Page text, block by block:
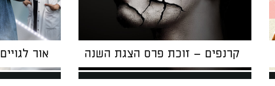
קרנפים – זוכת פרס הצגת השנה אור לגויים